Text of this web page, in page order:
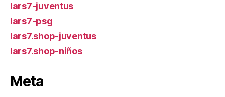
lars7-juventus
lars7-psg
lars7.shop-juventus
lars7.shop-niños
Meta